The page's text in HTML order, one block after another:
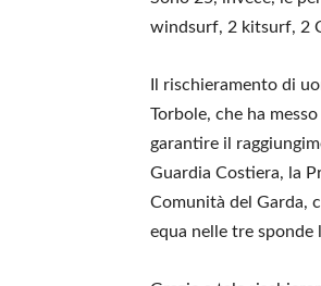
windsurf, 2 kitsurf, 2
Il rischieramento di
Torbole, che ha
garantire il
Guardia Costiera, la
Comunità del Garda,
equa nelle tre sponde